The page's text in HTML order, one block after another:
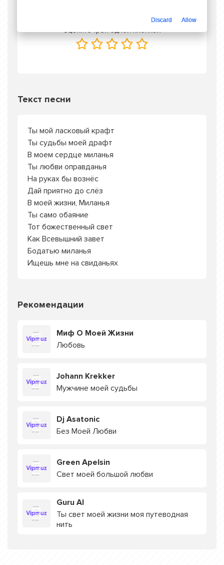
Оцените трек одной кнопкой
Текст песни
Ты мой ласковый крафт
Ты судьбы моей драфт
В моем сердце миланья
Ты любви оправданья
На руках бы вознёс
Дай приятно до слёз
В моей жизни, Миланья
Ты само обаяние
Тот божественный свет
Как Всевышний завет
Бодатью миланья
Ищешь мне на свиданьях
Рекомендации
Миф О Моей Жизни
Любовь
Johann Krekker
Мужчине моей судьбы
Dj Asatonic
Без Моей Любви
Green Apelsin
Свет моей большой любви
Guru AI
Ты свет моей жизни моя путеводная
нить
Discard Allow